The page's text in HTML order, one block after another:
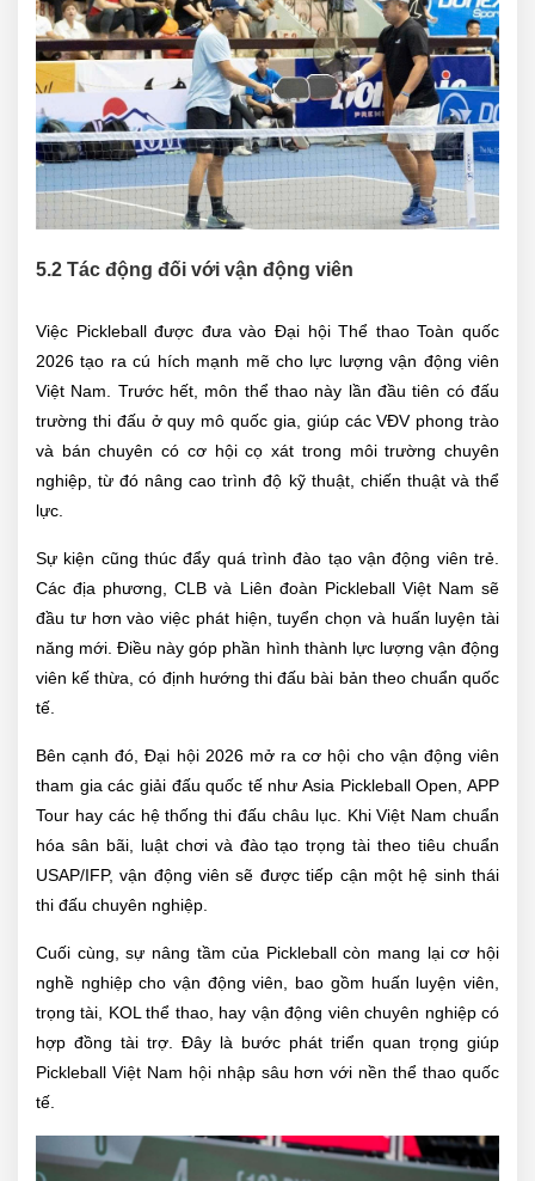
5.2 Tác động đối với vận động viên
Việc Pickleball được đưa vào Đại hội Thể thao Toàn quốc
2026 tạo ra cú hích mạnh mẽ cho lực lượng vận động viên
Việt Nam. Trước hết, môn thể thao này lần đầu tiên có đấu
trường thi đấu ở quy mô quốc gia, giúp các VĐV phong trào
và bán chuyên có cơ hội cọ xát trong môi trường chuyên
nghiệp, từ đó nâng cao trình độ kỹ thuật, chiến thuật và thể
lực.
Sự kiện cũng thúc đẩy quá trình đào tạo vận động viên trẻ.
Các địa phương, CLB và Liên đoàn Pickleball Việt Nam sẽ
đầu tư hơn vào việc phát hiện, tuyển chọn và huấn luyện tài
năng mới. Điều này góp phần hình thành lực lượng vận động
viên kế thừa, có định hướng thi đấu bài bản theo chuẩn quốc
tế.
Bên cạnh đó, Đại hội 2026 mở ra cơ hội cho vận động viên
tham gia các giải đấu quốc tế như Asia Pickleball Open, APP
Tour hay các hệ thống thi đấu châu lục. Khi Việt Nam chuẩn
hóa sân bãi, luật chơi và đào tạo trọng tài theo tiêu chuẩn
USAP/IFP, vận động viên sẽ được tiếp cận một hệ sinh thái
thi đấu chuyên nghiệp.
Cuối cùng, sự nâng tầm của Pickleball còn mang lại cơ hội
nghề nghiệp cho vận động viên, bao gồm huấn luyện viên,
trọng tài, KOL thể thao, hay vận động viên chuyên nghiệp có
hợp đồng tài trợ. Đây là bước phát triển quan trọng giúp
Pickleball Việt Nam hội nhập sâu hơn với nền thể thao quốc
tế.